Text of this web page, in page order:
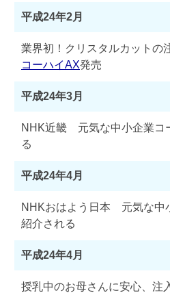
平成24年2月
業界初！クリスタルカットの
コーハイAX発売
平成24年3月
NHK近畿 元気な中小企業コ
る
平成24年4月
NHKおはよう日本 元気な中
紹介される
平成24年4月
授乳中のお母さんに安心、